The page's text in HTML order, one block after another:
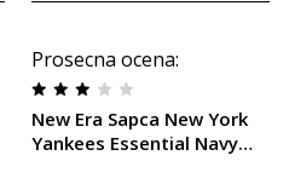
Prosecna ocena:
New Era Sapca New York
Yankees Essential Navy